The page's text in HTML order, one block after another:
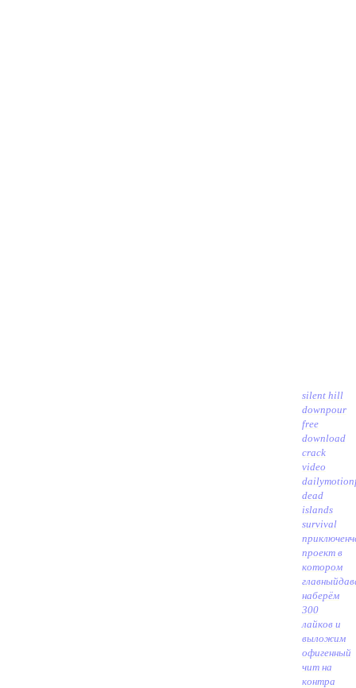
silent hill
downpour
free
download
crack
video
dailymotion
dead
islands
survival
проект в
котором
главный
наберём
300
лайков и
выложим
офигенный
чит на
контра